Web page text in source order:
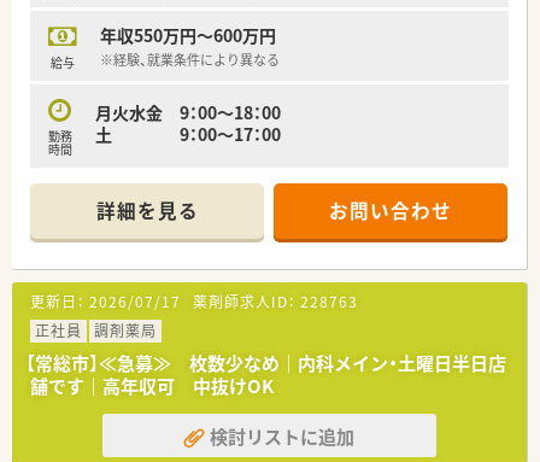
給与
年収550万円～600万円
※経験、就業条件により異なる
勤務
時間
月火水金 9：00～18：00
土 9：00～17：00
詳細を見る お問い合わせ
更新日： 2026/07/17 薬剤師求人ID： 228763
正社員
調剤薬局
【常総市】≪急募≫ 枚数少なめ｜内科メイン・土曜日半日店
舗です｜高年収可 中抜けOK
検討リストに追加